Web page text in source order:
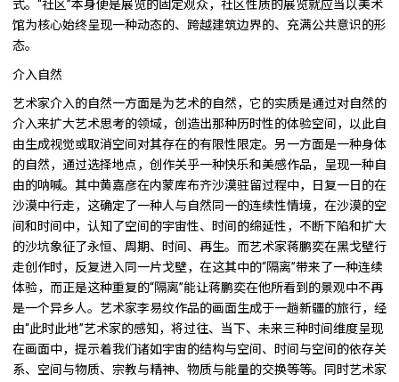
式。“社区”本身便是展览的固定观众，社区性质的展览就应当以美术
馆为核心始终呈现一种动态的、跨越建筑边界的、充满公共意识的形
态。
介入自然
艺术家介入的自然一方面是为艺术的自然，它的实质是通过对自然的
介入来扩大艺术思考的领域，创造出那种历时性的体验空间，以此自
由生成视觉或取消空间对其存在的有限性限定。另一方面是一种身体
的自然，通过选择地点，创作关乎一种快乐和美感作品，呈现一种自
由的呐喊。其中黄嘉彦在内蒙库布齐沙漠驻留过程中，日复一日的在
沙漠中行走，这确定了一种人与自然同一的连续性情境，在沙漠的空
间和时间中，认知了空间的宇宙性、时间的绵延性，不断下陷和扩大
的沙坑象征了永恒、周期、时间、再生。而艺术家蒋鹏奕在黑戈壁行
走创作时，反复进入同一片戈壁，在这其中的“隔离”带来了一种连续
体验，而正是这种重复的“隔离”能让蒋鹏奕在他所看到的景观中不再
是一个异乡人。艺术家李易纹作品的画面生成于一趟新疆的旅行，经
由“此时此地”艺术家的感知，将过往、当下、未来三种时间维度呈现
在画面中，提示着我们诸如宇宙的结构与空间、时间与空间的依存关
系、空间与物质、宗教与精神、物质与能量的交换等等。同时艺术家